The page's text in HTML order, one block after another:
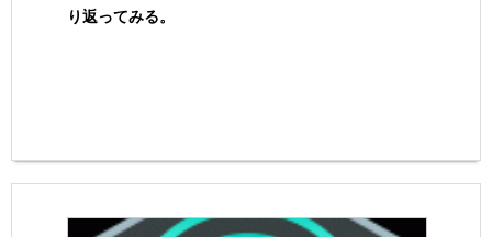
り返ってみる。